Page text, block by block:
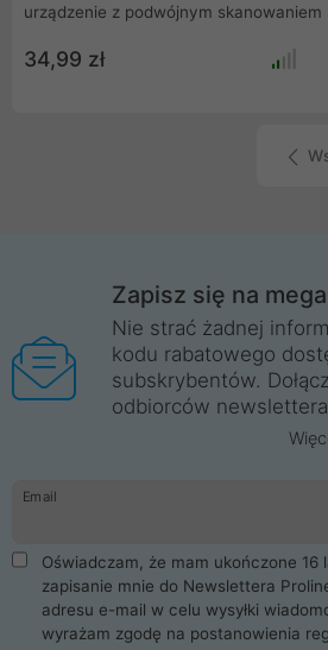
urządzenie z podwójnym
ukrytych kamer nawet w trudno dostępnych miejscach. Dzięki
trzem trybom wykrywania,
Dodatkowo, urządzenie posiada funkcję
sześciomiesięczny czas czuwania i
34,99 zł
Zapisz się na
Nie strać żadnej
kodu rabatowego
subskrybentów.
odbiorców
Email
Oświadczam, że mam ukończone 16
zapisanie mnie do Newslettera
adresu e-mail w celu wysyłki
wyrażam zgodę na postanowienia